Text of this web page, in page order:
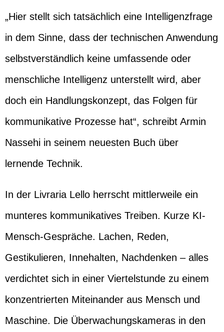
„Hier stellt sich tatsächlich eine Intelligenzfrage
in dem Sinne, dass der technischen Anwendung
selbstverständlich keine umfassende oder
menschliche Intelligenz unterstellt wird, aber
doch ein Handlungskonzept, das Folgen für
kommunikative Prozesse hat“, schreibt Armin
Nassehi in seinem neuesten Buch über
lernende Technik.
In der Livraria Lello herrscht mittlerweile ein
munteres kommunikatives Treiben. Kurze KI-
Mensch-Gespräche. Lachen, Reden,
Gestikulieren, Innehalten, Nachdenken – alles
verdichtet sich in einer Viertelstunde zu einem
konzentrierten Miteinander aus Mensch und
Maschine. Die Überwachungskameras in den